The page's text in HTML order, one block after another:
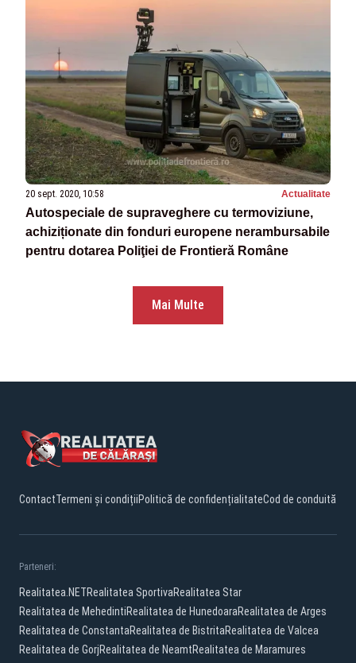
20 sept. 2020, 10:58 Actualitate
Autospeciale de supraveghere cu termoviziune,
achiziționate din fonduri europene nerambursabile
pentru dotarea Poliţiei de Frontieră Române
Mai Multe
ContactTermeni și condițiiPolitică de confidențialitateCod de conduită
Parteneri:
Realitatea.NETRealitatea SportivaRealitatea Star
Realitatea de MehedintiRealitatea de HunedoaraRealitatea de Arges
Realitatea de ConstantaRealitatea de BistritaRealitatea de Valcea
Realitatea de GorjRealitatea de NeamtRealitatea de Maramures